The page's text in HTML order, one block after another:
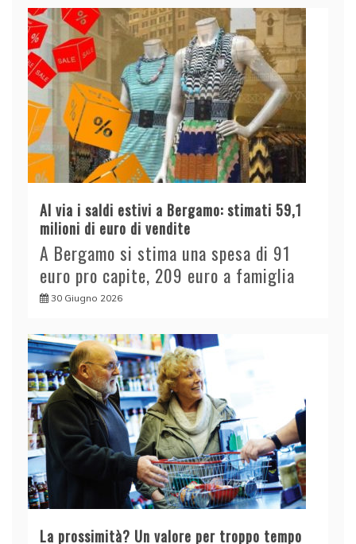
Al via i saldi estivi a Bergamo: stimati 59,1
milioni di euro di vendite
A Bergamo si stima una spesa di 91
euro pro capite, 209 euro a famiglia
30 Giugno 2026
La prossimità? Un valore per troppo tempo